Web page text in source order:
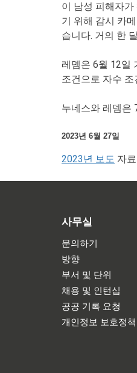
이 남성 피해자
기 위해 감시 카
습니다. 거의 한
레뎀은 6월 12일
조건으로 자수
누네스와 레뎀은
2023년 6월 27일
2023년 보도 자
사무실
문의하기
방향
부서 및 단위
채용 및 인턴십
공공 기록 요청
개인정보 보호정책